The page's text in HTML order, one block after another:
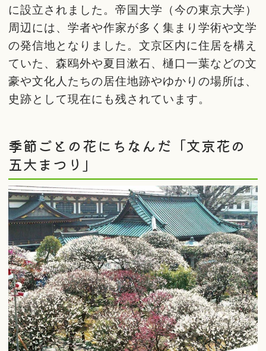
に設立されました。帝国大学（今の東京大学）
周辺には、学者や作家が多く集まり学術や文学
の発信地となりました。文京区内に住居を構え
ていた、森鴎外や夏目漱石、樋口一葉などの文
豪や文化人たちの居住地跡やゆかりの場所は、
史跡として現在にも残されています。
季節ごとの花にちなんだ「文京花の
五大まつり」